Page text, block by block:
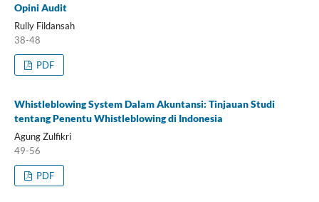
Opini Audit
Rully Fildansah
38-48
PDF
Whistleblowing System Dalam Akuntansi: Tinjauan Studi
tentang Penentu Whistleblowing di Indonesia
Agung Zulfikri
49-56
PDF